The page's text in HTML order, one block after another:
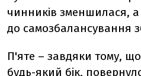
чинників зменшилася,
до самозбалансування
П'яте – завдяки тому,
будь-який бік,